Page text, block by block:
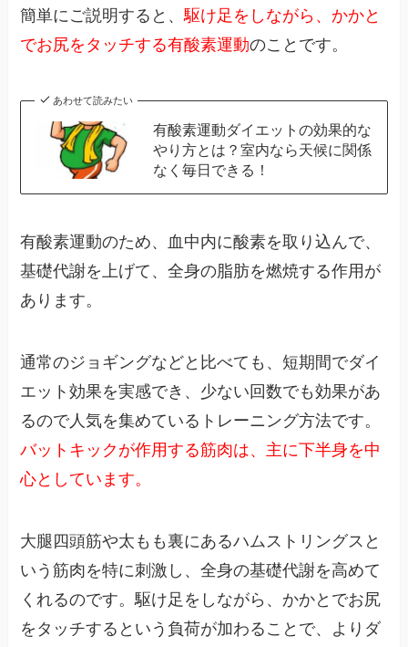
簡単にご説明すると、駆け足をしながら、かかと
でお尻をタッチする有酸素運動のことです。
あわせて読みたい
有酸素運動ダイエットの効果的な
やり方とは？室内なら天候に関係
なく毎日できる！
有酸素運動のため、血中内に酸素を取り込んで、
基礎代謝を上げて、全身の脂肪を燃焼する作用が
あります。
通常のジョギングなどと比べても、短期間でダイ
エット効果を実感でき、少ない回数でも効果があ
るので人気を集めているトレーニング方法です。
バットキックが作用する筋肉は、主に下半身を中
心としています。
大腿四頭筋や太もも裏にあるハムストリングスと
いう筋肉を特に刺激し、全身の基礎代謝を高めて
くれるのです。駆け足をしながら、かかとでお尻
をタッチするという負荷が加わることで、よりダ